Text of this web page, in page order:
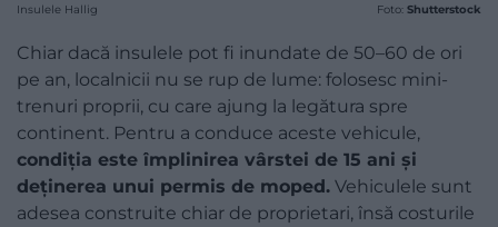
Insulele Hallig Foto: Shutterstock
Chiar dacă insulele pot fi inundate de 50–60 de ori
pe an, localnicii nu se rup de lume: folosesc mini-
trenuri proprii, cu care ajung la legătura spre
continent. Pentru a conduce aceste vehicule,
condiția este împlinirea vârstei de 15 ani și
deținerea unui permis de moped. Vehiculele sunt
adesea construite chiar de proprietari, însă costurile